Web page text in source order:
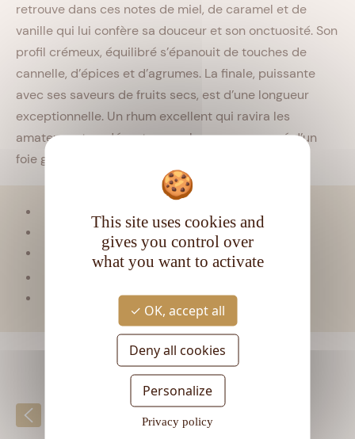
retrouve dans ces notes de miel, de caramel et de
vanille qui lui confère sa douceur et son onctuosité. Son
profil crémeux, équilibré s’épanouit de touches de
cannelle, d’épices et d’agrumes. La finale, puissante
avec ses saveurs de fruits secs, est d’une longueur
exceptionnelle. Un rhum excellent qui ravira les
amateurs et se dégustera seul ou accompagné d’un
foie gras pour un accord met & rhum original.
Matière première :Mélasse
Type de rhum :Vieux
Degré d'alcool :40°
Retour à la liste
This site uses cookies and
gives you control over
what you want to activate
OK, accept all
Deny all cookies
Personalize
Privacy policy